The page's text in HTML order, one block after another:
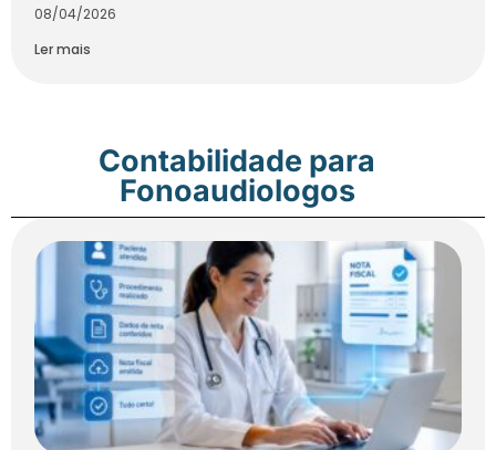
08/04/2026
Ler mais
Contabilidade para
Fonoaudiologos